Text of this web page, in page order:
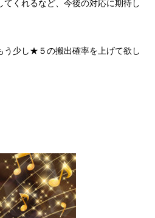
くれるなど、今後の対応に期待し
う少し★５の搬出確率を上げて欲し